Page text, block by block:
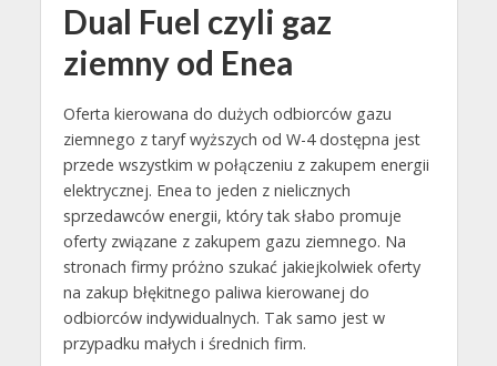
Dual Fuel czyli gaz
ziemny od Enea
Oferta kierowana do dużych odbiorców gazu
ziemnego z taryf wyższych od W-4 dostępna jest
przede wszystkim w połączeniu z zakupem energii
elektrycznej. Enea to jeden z nielicznych
sprzedawców energii, który tak słabo promuje
oferty związane z zakupem gazu ziemnego. Na
stronach firmy próżno szukać jakiejkolwiek oferty
na zakup błękitnego paliwa kierowanej do
odbiorców indywidualnych. Tak samo jest w
przypadku małych i średnich firm.